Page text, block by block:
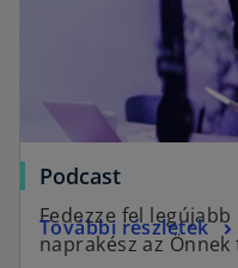
Podcast
Fedezze fel
naprakész az
További részletek